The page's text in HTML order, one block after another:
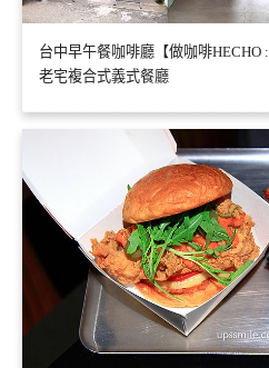
台中早午餐咖啡廳【做咖啡HECHO
老宅複合式義式餐廳